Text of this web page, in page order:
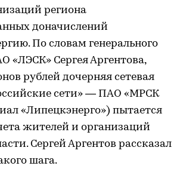
региона
доначислений
По словам генерального
«ЛЭСК» Сергея Аргентова,
рублей дочерняя сетевая
сети» — ПАО «МРСК
«Липецкэнерго») пытается
жителей и организаций
Сергей Аргентов рассказал
шага.